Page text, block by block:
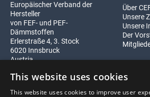
Europäischer Verband der
Hersteller
von FEF- und PEF-
Dämmstoffen
Erlerstraße 4, 3. Stock
6020 Innsbruck
Austria
Über
Unsere
Unsere
Der
This website uses cookies
This website uses cookies to improve user